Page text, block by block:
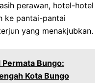
perawan, hotel-hotel
ke pantai-pantai
yang menakjubkan.
Permata Bungo:
Kota Bungo